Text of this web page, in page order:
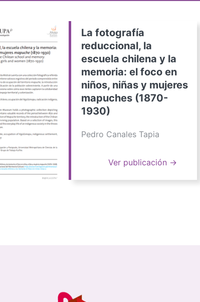
La fotografía
reduccional, la
escuela chilena y la
memoria: el foco en
niños, niñas y mujeres
mapuches (1870-
1930)
Pedro Canales Tapia
Ver publicación →